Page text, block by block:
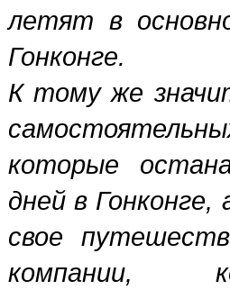
летят в
Гонконге.
К тому же
которые
дней в
свое
компании,